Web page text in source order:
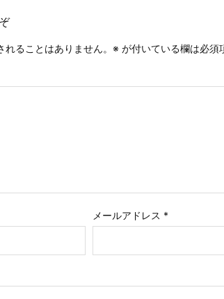
ることはありません。 ※ が付いている欄は必須
メールアドレス *